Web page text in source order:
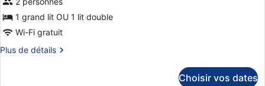
jumeaux,
2
lits
une
place
ce
type
de
chambre :
1 grand lit OU 1 lit double
Wi-Fi gratuit
Plus de détails
Plus
Choisir vos dates